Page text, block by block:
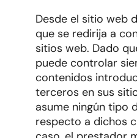
Desde el sitio web
que se redirija a
sitios web. Dado
puede controlar
contenidos
terceros en sus
asume ningún tipo
respecto a dichos